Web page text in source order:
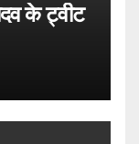
के ट्वीट